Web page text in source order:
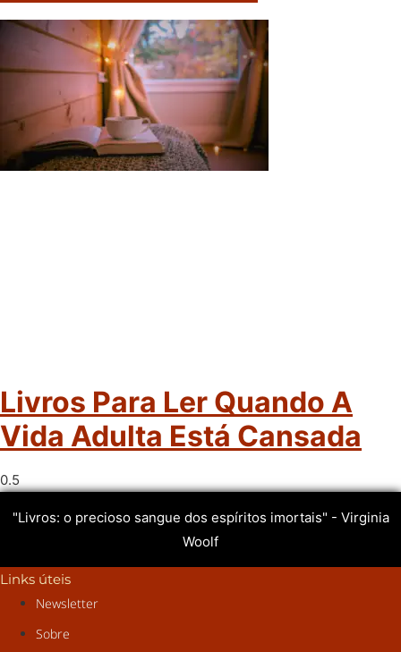
Livros Para Ler Quando A
Vida Adulta Está Cansada
"Livros: o precioso sangue dos espíritos imortais" - Virginia
Woolf
Links úteis
Newsletter
Sobre